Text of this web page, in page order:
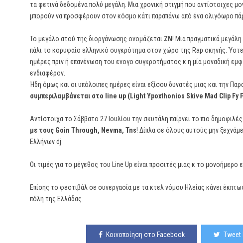
τα φετινά δεδομένα πολύ μεγάλη. Μια χρονική στιγμή που αντίστοιχες
μπορούν να προσφέρουν στον κόσμο κάτι παραπάνω από ένα ολιγόωρο
Το μεγάλο ατού της διοργάνωσης ονομάζεται ΖΝ! Μια πραγματικά
πάλι το κορυφαίο ελληνικό συγκρότημα στον χώρο της Rap σκηνής.
ημέρες πριν ή επανένωση του ενογο συγκροτήματος κ η μία μοναδική
ενδιαφέρον.
Ήδη όμως και οι υπόλοιπες ημέρες είναι εξίσου δυνατές μιας και την
συμπεριλαμβάνεται στο line up (Light Ypoxthonios Skive Mad Clip Fy
Αντίστοιχα το Σάββατο 27 Ιουλίου την σκυτάλη παίρνει το πιο
με τους Goin Through, Nevma, Tns! Δίπλα σε όλους αυτούς μην
Ελλήνων dj.
Οι τιμές για το μέγεθος του Line Up είναι προσιτές μιας κ το μονοήμερο
Επίσης το φεστιβάλ σε συνεργασία με τα κτελ νόμου Ηλείας κάνει
πόλη της Ελλάδας.
Κοινοποίηση στο Facebook Tweet